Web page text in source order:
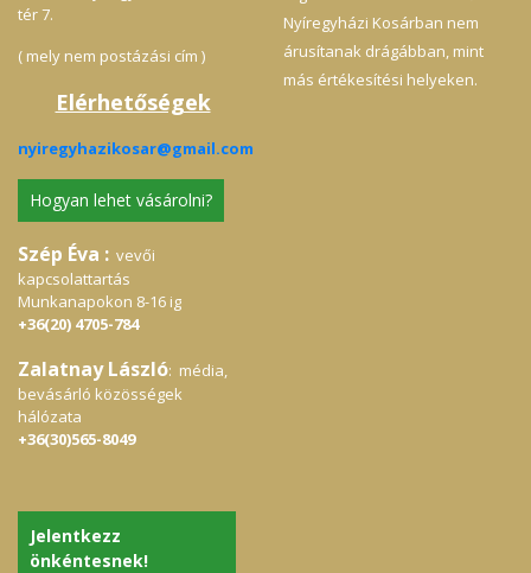
mennyiségét csökkentsük, így szolgálva a
fenntarthatóság és a környezetvédelem
tér 7.
( mely nem postázási cím )
Elérhetőségek
nyiregyhazikosar@gmail.com
Hogyan lehet vásárolni?
Szép Éva : vevői
kapcsolattartás
Munkanapokon 8-16 ig
+36(20) 4705-784
Zalatnay László: média,
bevásárló közösségek
hálózata
+36(30)565-8049
Jelentkezz
önkéntesnek!
Nyíregyházi Kosárban nem
árusítanak drágábban, mint
más értékesítési helyeken.